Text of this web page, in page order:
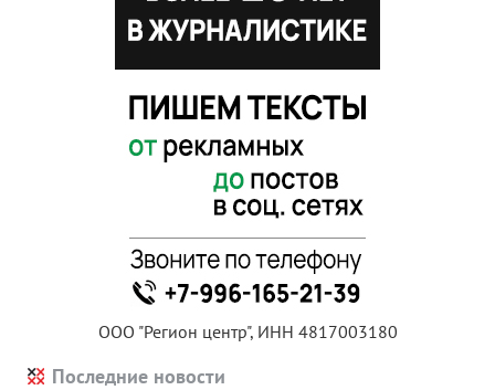
ООО "Регион центр", ИНН 4817003180
Последние новости